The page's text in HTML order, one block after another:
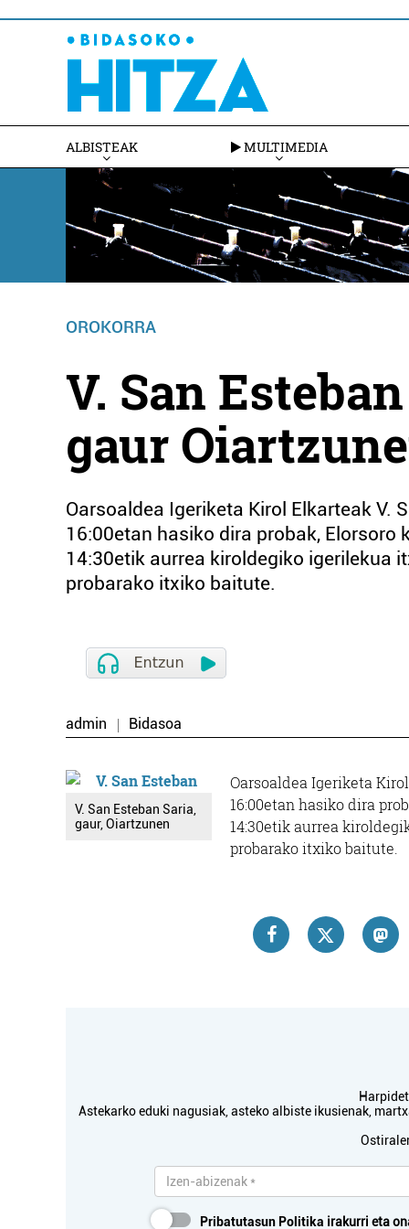
ALBISTEAK MULTIMEDIA
OROKORRA
V. San
gaur
Oarsoaldea Igeriketa Kirol Elkarteak V.
16:00etan hasiko dira probak,
14:30etik aurrea kiroldegiko igerilekua
probarako itxiko baitute.
admin Bidasoa
V. San Esteban Saria,
gaur, Oiartzunen
Oarsoaldea Igeriketa
16:00etan hasiko dira
14:30etik aurrea
probarako itxiko baitute.
Astekarko eduki nagusiak, asteko albiste ikusienak,
Pribatutasun Politika irakurri eta